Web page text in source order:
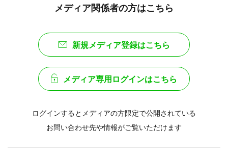
メディア関係者の方はこちら
新規メディア登録はこちら
メディア専用ログインはこちら
ログインするとメディアの方限定で公開されている
お問い合わせ先や情報がご覧いただけます